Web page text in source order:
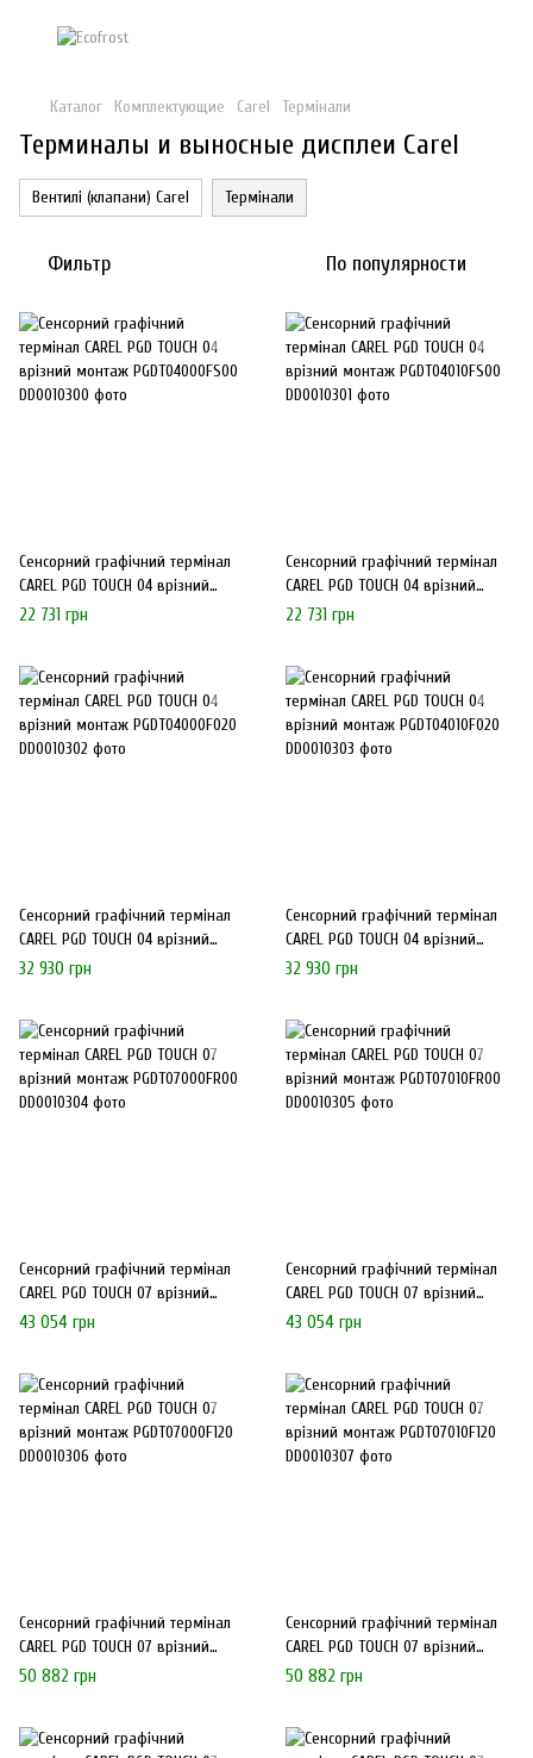
Каталог Комплектующие Carel Термінали
Терминалы и выносные дисплеи Carel
Вентилі (клапани) Carel Термінали
Фильтр По популярности
Сенсорний графічний термінал
CAREL PGD TOUCH 04 врізний
монтаж PGDT04000FS00
22 731 грн
Сенсорний графічний термінал
CAREL PGD TOUCH 04 врізний
монтаж PGDT04010FS00
22 731 грн
Сенсорний графічний термінал
CAREL PGD TOUCH 04 врізний
монтаж PGDT04000F020
32 930 грн
Сенсорний графічний термінал
CAREL PGD TOUCH 04 врізний
монтаж PGDT04010F020
32 930 грн
Сенсорний графічний термінал
CAREL PGD TOUCH 07 врізний
монтаж PGDT07000FR00
43 054 грн
Сенсорний графічний термінал
CAREL PGD TOUCH 07 врізний
монтаж PGDT07010FR00
43 054 грн
Сенсорний графічний термінал
CAREL PGD TOUCH 07 врізний
монтаж PGDT07000F120
50 882 грн
Сенсорний графічний термінал
CAREL PGD TOUCH 07 врізний
монтаж PGDT07010F120
50 882 грн